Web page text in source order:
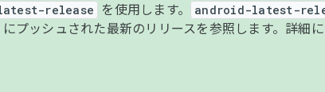
release を使用します。 android-latest-
プッシュされた最新のリリースを参照します。詳細に